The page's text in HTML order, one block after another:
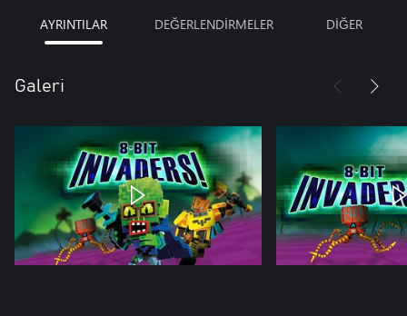
AYRINTILAR DEĞERLENDİRMELER DİĞER
Galeri